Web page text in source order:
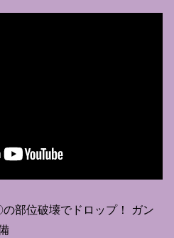
部位破壊でドロップ！ ガン